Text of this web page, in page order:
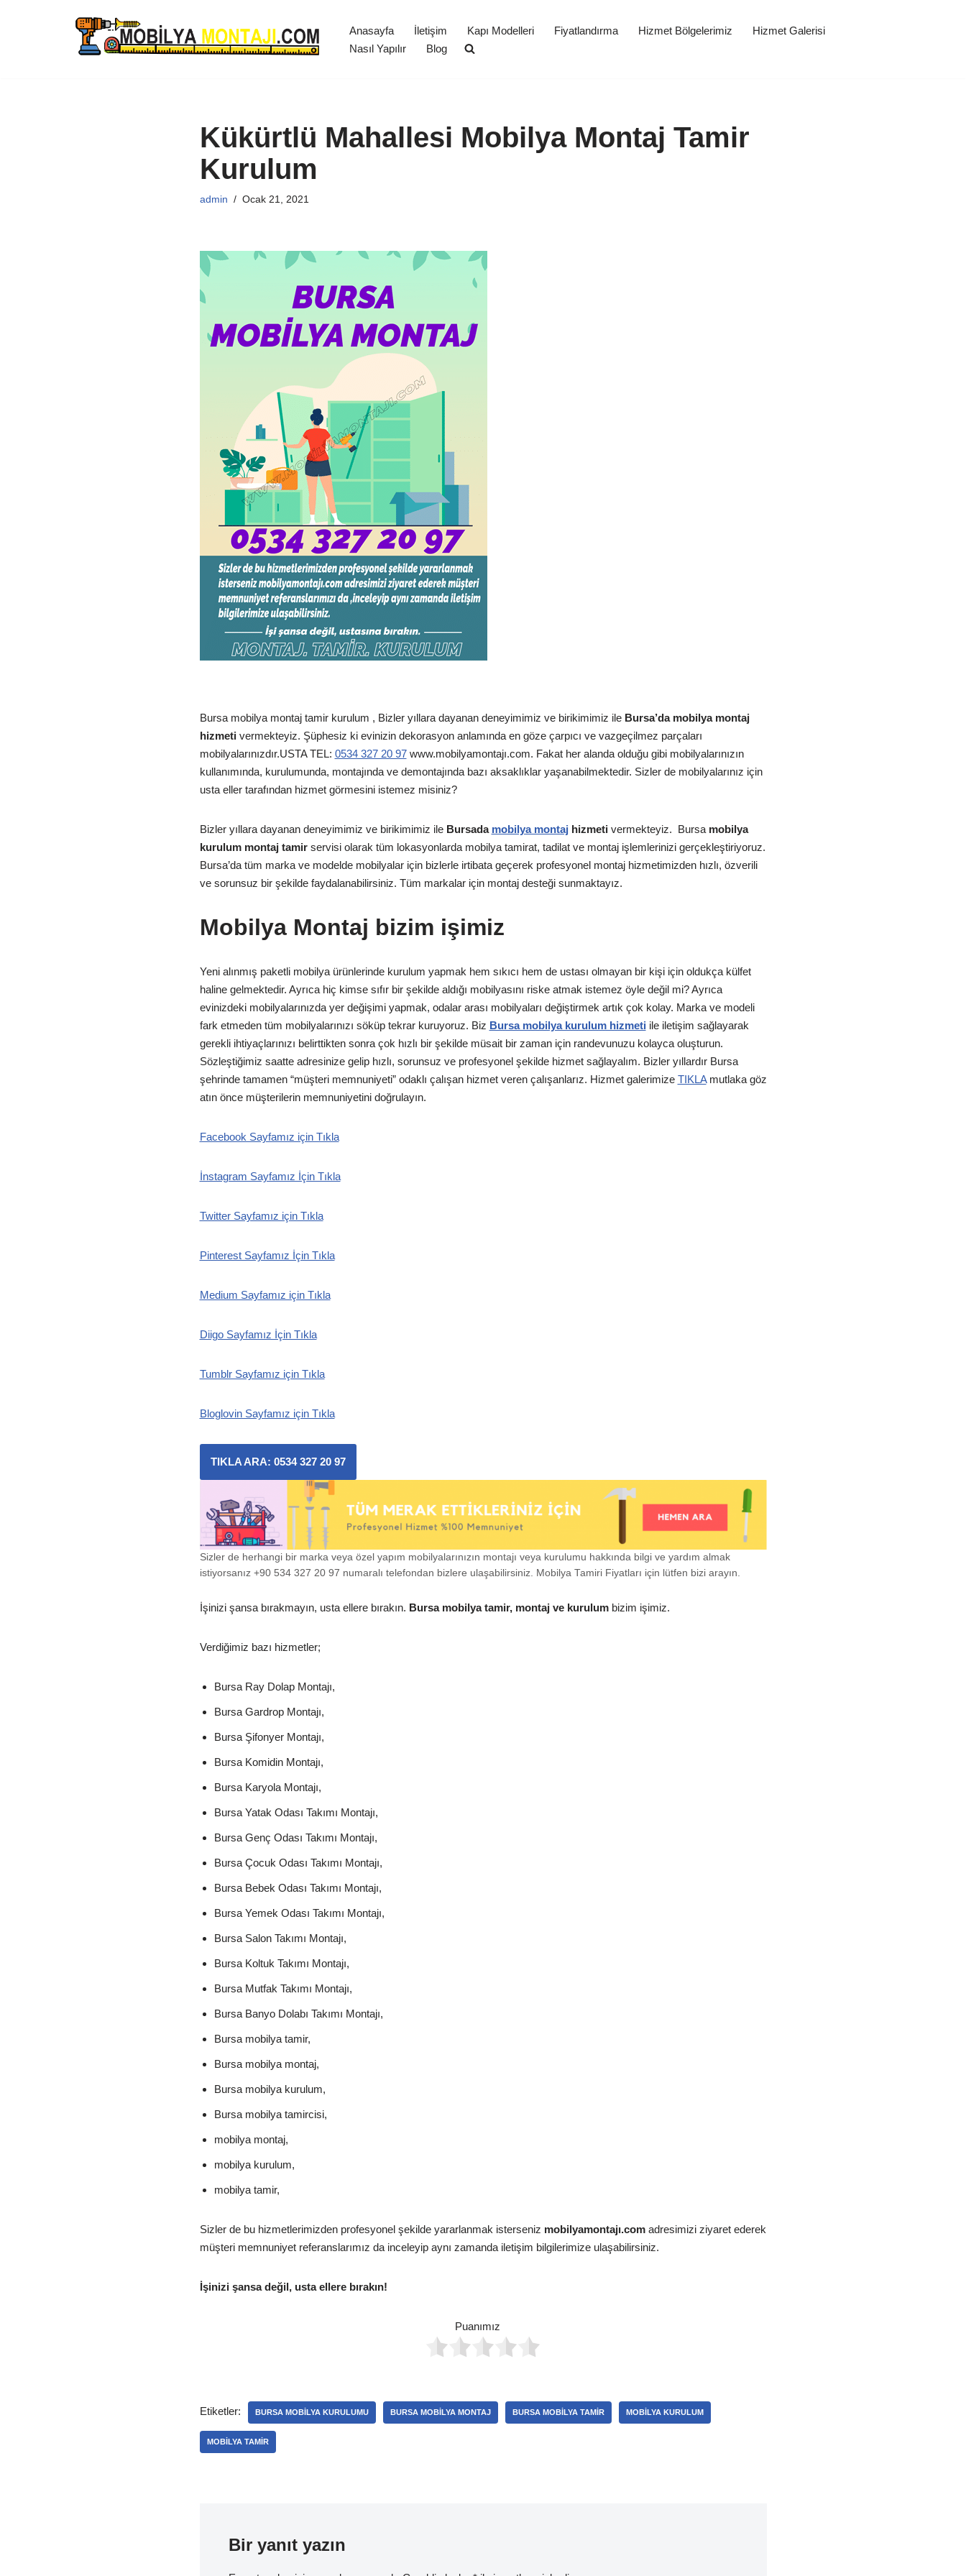
Anasayfa İletişim Kapı Modelleri Fiyatlandırma Hizmet Bölgelerimiz
Hizmet Galerisi
Nasıl Yapılır
Blog
Kükürtlü Mahallesi Mobilya Montaj Tamir
Kurulum
admin Ocak 21, 2021
Bursa mobilya montaj tamir kurulum , Bizler yıllara dayanan deneyimimiz ve birikimimiz ileBursa’da mobilya montaj
hizmetivermekteyiz. Şüphesiz ki evinizin dekorasyon anlamında en göze çarpıcı ve vazgeçilmez parçaları
mobilyalarınızdır.USTA TEL: 0534 327 20 97www.mobilyamontajı.com. Fakat her alanda olduğu gibi mobilyalarınızın
kullanımında, kurulumunda, montajında ve demontajında bazı aksaklıklar yaşanabilmektedir. Sizler de mobilyalarınız için
usta eller tarafından hizmet görmesini istemez misiniz?
Bizler yıllara dayanan deneyimimiz ve birikimimiz ileBursada mobilya montaj hizmetivermekteyiz. Bursamobilya
kurulum montaj tamir servisi olarak tüm lokasyonlarda mobilya tamirat, tadilat ve montaj işlemlerinizi gerçekleştiriyoruz.
Bursa’da tüm marka ve modelde mobilyalar için bizlerle irtibata geçerek profesyonel montaj hizmetimizden hızlı, özverili
ve sorunsuz bir şekilde faydalanabilirsiniz. Tüm markalar için montaj desteği sunmaktayız.
Mobilya Montaj bizim işimiz
Yeni alınmış paketli mobilya ürünlerinde kurulum yapmak hem sıkıcı hem de ustası olmayan bir kişi için oldukça külfet
haline gelmektedir. Ayrıca hiç kimse sıfır bir şekilde aldığı mobilyasını riske atmak istemez öyle değil mi? Ayrıca
evinizdeki mobilyalarınızda yer değişimi yapmak, odalar arası mobilyaları değiştirmek artık çok kolay. Marka ve modeli
fark etmeden tüm mobilyalarınızı söküp tekrar kuruyoruz. Biz Bursa mobilya kurulum hizmeti ile iletişim sağlayarak
gerekli ihtiyaçlarınızı belirttikten sonra çok hızlı bir şekilde müsait bir zaman için randevunuzu kolayca oluşturun.
Sözleştiğimiz saatte adresinize gelip hızlı, sorunsuz ve profesyonel şekilde hizmet sağlayalım. Bizler yıllardır Bursa
şehrinde tamamen “müşteri memnuniyeti” odaklı çalışan hizmet veren çalışanlarız. Hizmet galerimize TIKLAmutlaka göz
atın önce müşterilerin memnuniyetini doğrulayın.
Facebook Sayfamız için Tıkla
İnstagram Sayfamız İçin Tıkla
Twitter Sayfamız için Tıkla
Pinterest Sayfamız İçin Tıkla
Medium Sayfamız için Tıkla
Diigo Sayfamız İçin Tıkla
Tumblr Sayfamız için Tıkla
Bloglovin Sayfamız için Tıkla
TIKLA ARA: 0534 327 20 97
Sizler de herhangi bir marka veya özel yapım mobilyalarınızın montajı veya kurulumu hakkında bilgi ve yardım almak
istiyorsanız +90 534 327 20 97 numaralı telefondan bizlere ulaşabilirsiniz. Mobilya Tamiri Fiyatları için lütfen bizi arayın.
İşinizi şansa bırakmayın, usta ellere bırakın. Bursa mobilya tamir, montaj ve kurulumbizim işimiz.
Verdiğimiz bazı hizmetler;
Bursa Ray Dolap Montajı,
Bursa Gardrop Montajı,
Bursa Şifonyer Montajı,
Bursa Komidin Montajı,
Bursa Karyola Montajı,
Bursa Yatak Odası Takımı Montajı,
Bursa Genç Odası Takımı Montajı,
Bursa Çocuk Odası Takımı Montajı,
Bursa Bebek Odası Takımı Montajı,
Bursa Yemek Odası Takımı Montajı,
Bursa Salon Takımı Montajı,
Bursa Koltuk Takımı Montajı,
Bursa Mutfak Takımı Montajı,
Bursa Banyo Dolabı Takımı Montajı,
Bursa mobilya tamir,
Bursa mobilya montaj,
Bursa mobilya kurulum,
Bursa mobilya tamircisi,
mobilya montaj,
mobilya kurulum,
mobilya tamir,
Sizler de bu hizmetlerimizden profesyonel şekilde yararlanmak isterseniz mobilyamontajı.com adresimizi ziyaret ederek
müşteri memnuniyet referanslarımız da inceleyip aynı zamanda iletişim bilgilerimize ulaşabilirsiniz.
İşinizi şansa değil, usta ellere bırakın!
Puanımız
Etiketler: BURSA MOBILYA KURULUMU BURSA MOBILYA MONTAJ BURSA MOBILYA TAMIR MOBILYA KURULUM
MOBILYA TAMIR
Bir yanıt yazın